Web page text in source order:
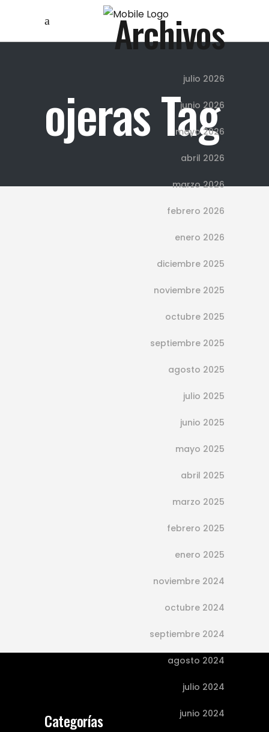
Archivos
julio 2026
junio 2026
mayo 2026
abril 2026
marzo 2026
febrero 2026
enero 2026
diciembre 2025
noviembre 2025
octubre 2025
septiembre 2025
agosto 2025
julio 2025
junio 2025
mayo 2025
abril 2025
marzo 2025
febrero 2025
enero 2025
noviembre 2024
octubre 2024
septiembre 2024
agosto 2024
julio 2024
junio 2024
ojeras Tag
Ojeras y falta de sueño: ¿es tan
directa esta relación como
Es habitual asociar la aparición de
de falta de descanso. De hecho, en el
imaginario colectivo, dormir poco o
oscurecido, hinchado o envejecido.
Categorías